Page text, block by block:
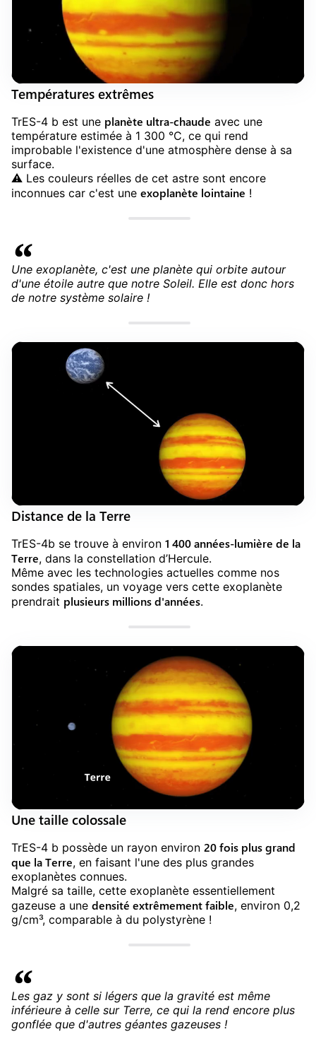
Températures extrêmes
TrES-4 b est une planète ultra-chaude avec une
température estimée à 1 300 °C, ce qui rend
improbable l'existence d'une atmosphère dense à sa
surface.
⚠️ Les couleurs réelles de cet astre sont encore
inconnues car c'est une exoplanète lointaine !
Une exoplanète, c'est une planète qui orbite autour
d'une étoile autre que notre Soleil. Elle est donc hors
de notre système solaire !
Distance de la Terre
TrES-4b se trouve à environ 1 400 années-lumière de la
Terre, dans la constellation d’Hercule.
Même avec les technologies actuelles comme nos
sondes spatiales, un voyage vers cette exoplanète
prendrait plusieurs millions d'années.
Une taille colossale
TrES-4 b possède un rayon environ 20 fois plus grand
que la Terre, en faisant l'une des plus grandes
exoplanètes connues.
Malgré sa taille, cette exoplanète essentiellement
gazeuse a une densité extrêmement faible, environ 0,2
g/cm³, comparable à du polystyrène !
Les gaz y sont si légers que la gravité est même
inférieure à celle sur Terre, ce qui la rend encore plus
gonflée que d'autres géantes gazeuses !